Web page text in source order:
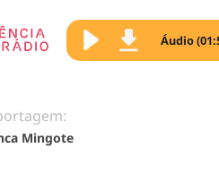
Áudio
Mingote